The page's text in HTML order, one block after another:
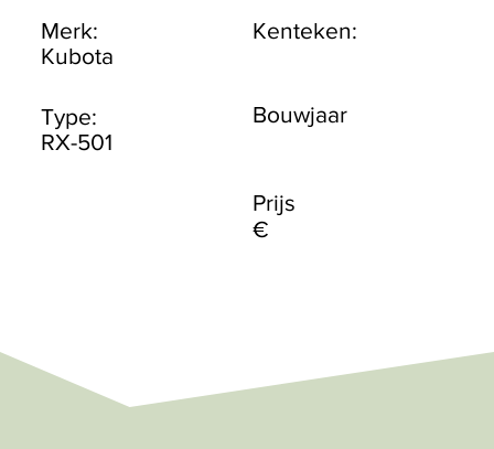
RX-501
Type:
Kubota
Merk: Kenteken:
Prijs
€
Bouwjaar